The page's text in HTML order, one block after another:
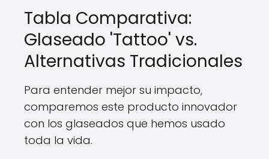
Tabla Comparativa:
Glaseado 'Tattoo' vs.
Alternativas Tradicionales
Para entender mejor su impacto,
comparemos este producto innovador
con los glaseados que hemos usado
toda la vida.